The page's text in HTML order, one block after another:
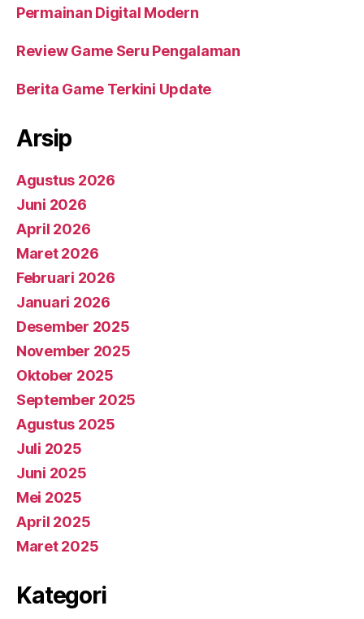
Permainan Digital Modern
Review Game Seru Pengalaman
Berita Game Terkini Update
Arsip
Agustus 2026
Juni 2026
April 2026
Maret 2026
Februari 2026
Januari 2026
Desember 2025
November 2025
Oktober 2025
September 2025
Agustus 2025
Juli 2025
Juni 2025
Mei 2025
April 2025
Maret 2025
Kategori